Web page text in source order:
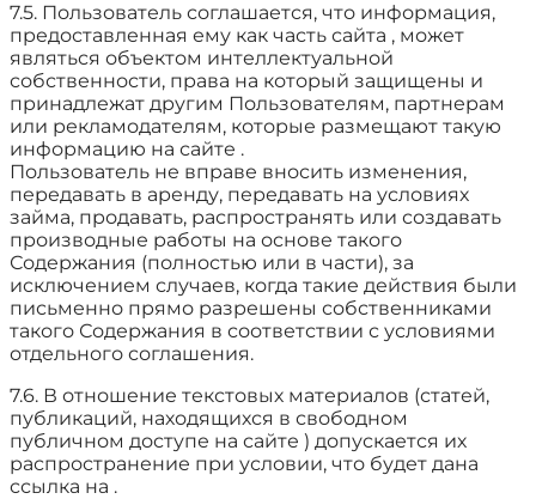
7.5. Пользователь соглашается, что информация,
предоставленная ему как часть сайта , может
являться объектом интеллектуальной
собственности, права на который защищены и
принадлежат другим Пользователям, партнерам
или рекламодателям, которые размещают такую
информацию на сайте .
Пользователь не вправе вносить изменения,
передавать в аренду, передавать на условиях
займа, продавать, распространять или создавать
производные работы на основе такого
Содержания (полностью или в части), за
исключением случаев, когда такие действия были
письменно прямо разрешены собственниками
такого Содержания в соответствии с условиями
отдельного соглашения.
7.6. В отношение текстовых материалов (статей,
публикаций, находящихся в свободном
публичном доступе на сайте ) допускается их
распространение при условии, что будет дана
ссылка на .